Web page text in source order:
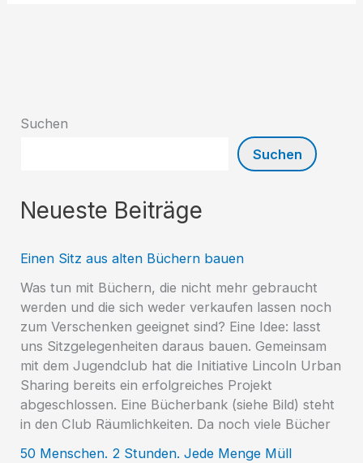
Suchen
Suchen
Neueste Beiträge
Einen Sitz aus alten Büchern bauen
Was tun mit Büchern, die nicht mehr gebraucht
werden und die sich weder verkaufen lassen noch
zum Verschenken geeignet sind? Eine Idee: lasst
uns Sitzgelegenheiten daraus bauen. Gemeinsam
mit dem Jugendclub hat die Initiative Lincoln Urban
Sharing bereits ein erfolgreiches Projekt
abgeschlossen. Eine Bücherbank (siehe Bild) steht
in den Club Räumlichkeiten. Da noch viele Bücher
50 Menschen. 2 Stunden. Jede Menge Müll